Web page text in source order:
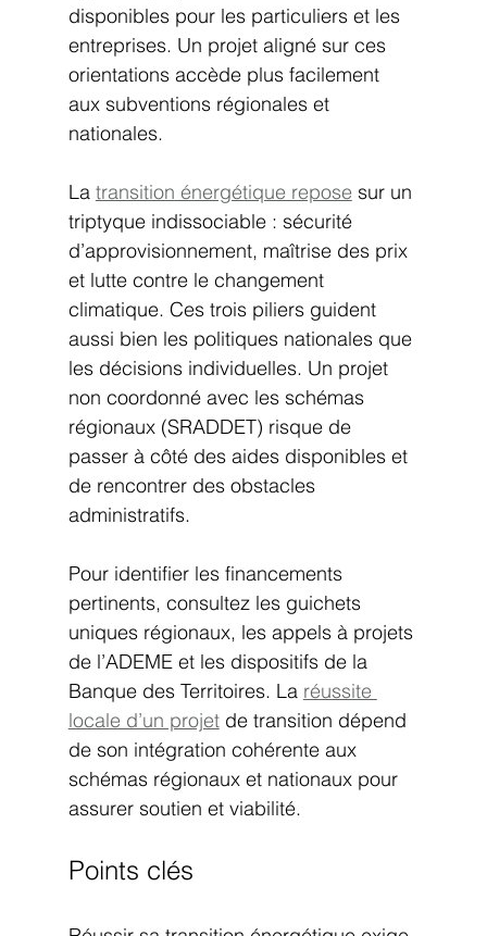
disponibles pour les particuliers et les
entreprises. Un projet aligné sur ces
orientations accède plus facilement
aux subventions régionales et
nationales.
La transition énergétique repose sur un
triptyque indissociable : sécurité
d’approvisionnement, maîtrise des prix
et lutte contre le changement
climatique. Ces trois piliers guident
aussi bien les politiques nationales que
les décisions individuelles. Un projet
non coordonné avec les schémas
régionaux (SRADDET) risque de
passer à côté des aides disponibles et
de rencontrer des obstacles
administratifs.
Pour identifier les financements
pertinents, consultez les guichets
uniques régionaux, les appels à projets
de l’ADEME et les dispositifs de la
Banque des Territoires. La réussite
locale d’un projet de transition dépend
de son intégration cohérente aux
schémas régionaux et nationaux pour
assurer soutien et viabilité.
Points clés